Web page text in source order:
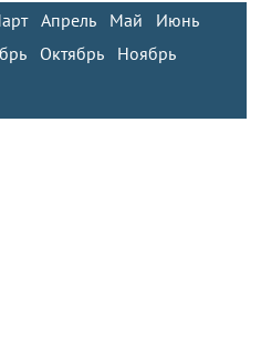
Апрель Май
Июнь
Октябрь
Ноябрь